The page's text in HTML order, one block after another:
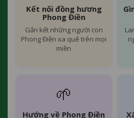
Kết nối đồng hương
Phong Điền
Gắn kết những người con
Phong Điền xa quê trên mọi
miền
🌱
Hướng về Phong Điền